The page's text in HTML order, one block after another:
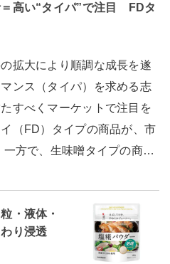
高い“タイパ”で注目 FDタ
拡大により順調な成長を遂
ンス（タイパ）を求める志
すべくマーケットで注目を
（FD）タイプの商品が、市
方で、生味噌タイプの商…
・液体・
り浸透